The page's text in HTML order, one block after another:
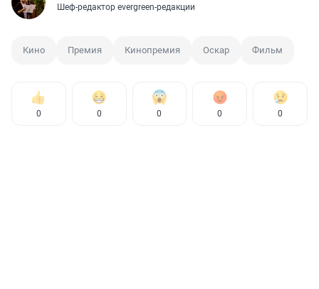
Шеф-редактор evergreen-редакции
Кино Премия Кинопремия Оскар Фильм
0 0 0 0 0